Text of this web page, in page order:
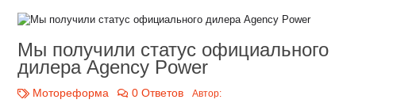
Мы получили статус официального
дилера Agency Power
Мотореформа 0 Ответов Автор: